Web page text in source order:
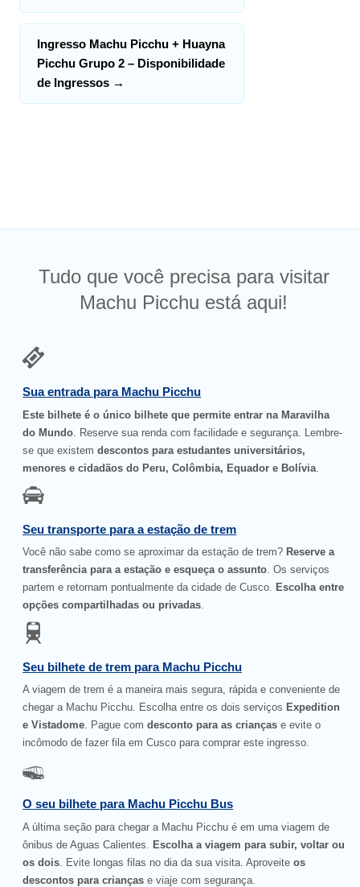
Ingresso Machu Picchu + Huayna
Picchu Grupo 2 – Disponibilidade
de Ingressos →
Tudo que você precisa para visitar
Machu Picchu está aqui!
Sua entrada para Machu Picchu
Este bilhete é o único bilhete que permite entrar na Maravilha
do Mundo . Reserve sua renda com facilidade e segurança. Lembre-
se que existemdescontos para estudantes universitários,
menores e cidadãos do Peru, Colômbia, Equador e Bolívia
Seu transporte para a estação de trem
Você não sabe como se aproximar da estação de trem? Reserve a
transferência para a estação e esqueça o assunto. Os serviços
partem e retornam pontualmente da cidade de Cusco. Escolha entre
opções compartilhadas ou privadas.
Seu bilhete de trem para Machu Picchu
A viagem de trem é a maneira mais segura, rápida e conveniente de
chegar a Machu Picchu. Escolha entre os dois serviços Expedition
e Vistadome. Pague comdesconto para as crianças e evite o
incômodo de fazer fila em Cusco para comprar este ingresso.
O seu bilhete para Machu Picchu Bus
A última seção para chegar a Machu Picchu é em uma viagem de
ônibus de Aguas Calientes.
Escolha a viagem para subir, voltar ou
os dois . Evite longas filas no dia da sua visita. Aproveiteos
descontos para crianças e viaje com segurança.